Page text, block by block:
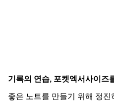
기록의 연습, 포켓엑서사이즈
좋은 노트를 만들기 위해 정